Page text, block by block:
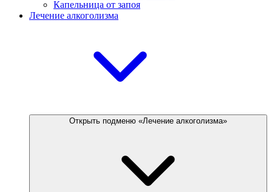
Капельница от запоя
Лечение алкоголизма
Открыть подменю «Лечение алкоголизма»